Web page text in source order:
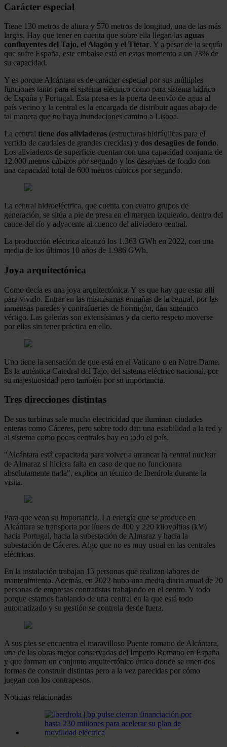
Carácter especial
Tiene 130 metros de altura y 570 metros de longitud, una de las más
largas. Hay que tener en cuenta que sobre ella llegan las aguas
confluyentes del Tajo, el Alagón y el Tiétar. Y a pesar de la sequía
que sufre España, este embalse está en estos momento a un 73% de
su capacidad.
Y es porque Alcántara es de carácter especial por sus múltiples
funciones tanto para el sistema eléctrico como para sistema hídrico
de España y Portugal. Esta presa es la puerta de envío de agua al
país vecino y la central es la encargada de distribuir aguas abajo de
tal manera que no haya inundaciones camino a Lisboa.
La central tiene dos aliviaderos (estructuras hidráulicas para el
vertido de caudales de grandes crecidas) y dos desagües de fondo.
Los aliviaderos de superficie cuentan con una capacidad conjunta de
12.000 metros cúbicos por segundo y los desagües de fondo con
una capacidad total de 600 metros cúbicos por segundo.
La central hidroeléctrica, que cuenta con cuatro grupos de
generación, se sitúa a pie de presa en el margen izquierdo, dentro del
cauce del río y adyacente al cuenco del aliviadero central.
La producción eléctrica alcanzó los 1.363 GWh en 2022, con una
media de los últimos 10 años de 1.986 GWh.
Joya arquitectónica
Como decía es una joya arquitectónica. Y es que hay que estar allí
para vivirlo. Entrar en las mismísimas entrañas de la central, por las
inmensas paredes y contrafuertes de hormigón, dan auténtico
vértigo. Las galerías son extensísimas y da cierto respeto moverse
por ellas sin tener práctica en ello.
Uno tiene la sensación de que está en el Vaticano o en Notre Dame.
Es la auténtica Catedral del Tajo, del sistema eléctrico nacional, por
su majestuosidad pero también por su importancia.
Tres direcciones distintas
De sus turbinas sale mucha electricidad que iluminan ciudades
enteras como Cáceres, pero sobre todo dan una estabilidad a la red y
al sistema como pocas centrales hay en todo el país.
"Alcántara está capacitada para volver a arrancar la central nuclear
de Almaraz si hiciera falta en caso de que no funcionara
absolutamente nada", explica un técnico de Iberdrola durante la
visita.
Para que vean su importancia. La energía que se produce en
Alcántara se transporta por líneas de 400 y 220 kilovoltios (kV)
hacia Portugal, hacia la subestación de Almaraz y hacia la
subestación de Cáceres. Algo que no es muy usual en las centrales
eléctricas.
En la instalación trabajan 15 personas que realizan labores de
mantenimiento. Además, en 2022 hubo una media diaria anual de 20
personas de empresas contratistas trabajando en el centro. Y todo
porque estamos hablando de una central en la que está todo
automatizado y su gestión se controla desde fuera.
A sus pies se encuentra el maravilloso Puente romano de Alcántara,
una de las obras mejor conservadas del Imperio Romano en España
y que forman un conjunto arquitectónico único donde se unen dos
formas de construir distintas pero a la vez parecidas por cómo
juegan con los contrapesos.
Noticias relacionadas